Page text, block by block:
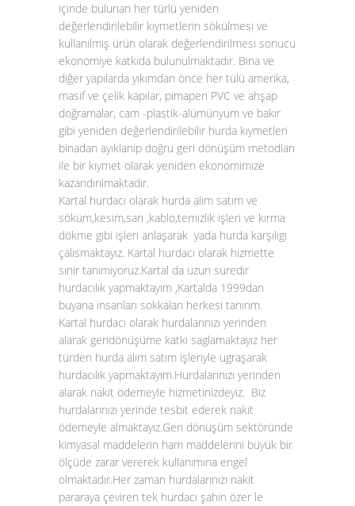
içinde bulunan her türlü yeniden
değerlendirilebilir kıymetlerin sökülmesi ve
kullanılmış ürün olarak değerlendirilmesi sonucu
ekonomiye katkıda bulunulmaktadır. Bina ve
diğer yapılarda yıkımdan önce her tülü amerika,
masif ve çelik kapılar, pimapen PVC ve ahşap
doğramalar, cam -plastik-alümünyum ve bakır
gibi yeniden değerlendirilebilir hurda kıymetleri
binadan ayıklanıp doğru geri dönüşüm metodları
ile bir kıymet olarak yeniden ekonomimize
kazandırılmaktadır.
Kartal hurdacı olarak hurda alım satım ve
söküm,kesim,sarı ,kablo,temizlik işleri ve kırma
dökme gibi işleri anlaşarak yada hurda karşılıgı
çalısmaktayız. Kartal hurdacı olarak hizmette
sınir tanimiyoruz.Kartal da uzun suredir
hurdacılık yapmaktayım ,Kartalda 1999dan
buyana insanları sokkaları herkesi tanırım.
Kartal hurdacı olarak hurdalarınızı yerinden
alarak geridönüşüme katkı saglamaktayız her
türden hurda alım satım işleriyle ugraşarak
hurdacılık yapmaktayım.Hurdalarınızı yerinden
alarak nakit ödemeyle hizmetinizdeyiz. Biz
hurdalarınızı yerinde tesbit ederek nakit
ödemeyle almaktayız.Geri dönüşüm sektöründe
kimyasal maddelerin ham maddelerini büyük bir
ölçüde zarar vererek kullanımına engel
olmaktadır.Her zaman hurdalarınızı nakit
pararaya çeviren tek hurdacı şahin özer le